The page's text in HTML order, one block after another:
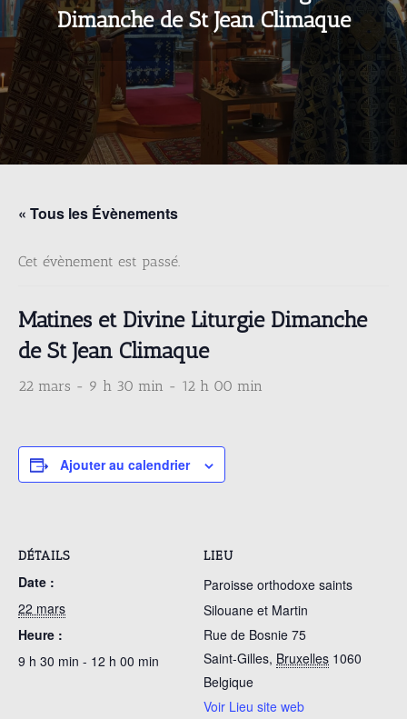
Dimanche de St Jean Climaque
« Tous les Évènements
Cet évènement est passé.
Matines et Divine Liturgie Dimanche
de St Jean Climaque
22 mars - 9 h 30 min - 12 h 00 min
Ajouter au calendrier
DÉTAILS
Date :
22 mars
Heure :
9 h 30 min - 12 h 00 min
LIEU
Paroisse orthodoxe saints
Silouane et Martin
Rue de Bosnie 75
Saint-Gilles, Bruxelles 1060
Belgique
Voir Lieu site web